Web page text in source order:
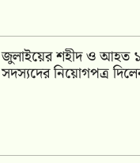
জুলাইয়ের শহীদ ও আহত
সদস্যদের নিয়োগপত্র দিলেন